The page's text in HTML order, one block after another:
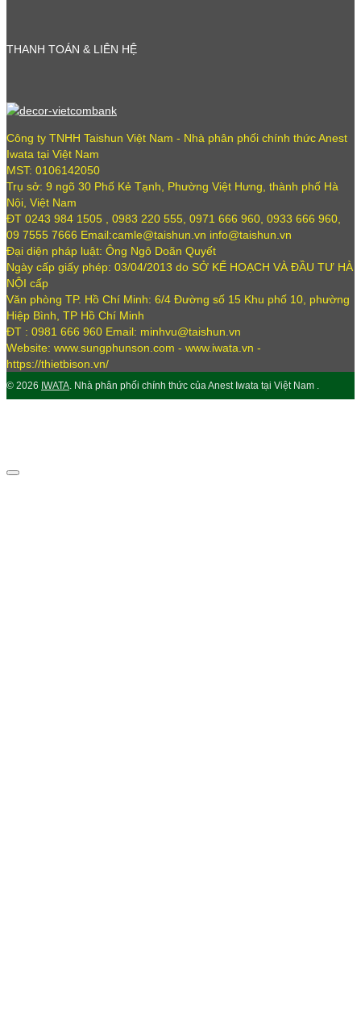
THANH TOÁN & LIÊN HỆ
Công ty TNHH Taishun Việt Nam - Nhà phân phối chính thức Anest
Iwata tại Việt Nam
MST: 0106142050
Trụ sở: 9 ngõ 30 Phố Kẻ Tạnh, Phường Việt Hưng, thành phố Hà
Nội, Việt Nam
ĐT 0243 984 1505 , 0983 220 555, 0971 666 960, 0933 666 960,
09 7555 7666 Email:camle@taishun.vn info@taishun.vn
Đại diện pháp luật: Ông Ngô Doãn Quyết
Ngày cấp giấy phép: 03/04/2013 do SỞ KẾ HOẠCH VÀ ĐẦU TƯ HÀ
NỘI cấp
Văn phòng TP. Hồ Chí Minh: 6/4 Đường số 15 Khu phố 10, phường
Hiệp Bình, TP Hồ Chí Minh
ĐT : 0981 666 960 Email: minhvu@taishun.vn
Website: www.sungphunson.com - www.iwata.vn -
https://thietbison.vn/
© 2026 IWATA. Nhà phân phối chính thức của Anest Iwata tại Việt Nam .